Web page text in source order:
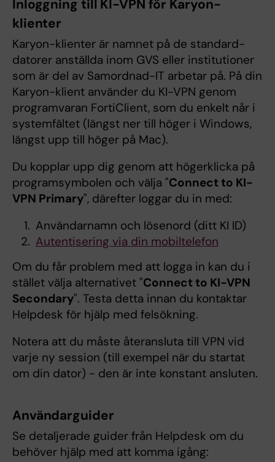
Inloggning till KI-VPN för Karyon-
klienter
Karyon-klienter är namnet på de standard-
datorer anställda inom GVS eller institutioner
som är del av Samordnad-IT arbetar på. På din
Karyon-klient använder du KI-VPN genom
programvaran FortiClient, som du enkelt når i
systemfältet (längst ner till höger i Windows,
längst upp till höger på Mac).
Du kopplar upp dig genom att högerklicka på
programsymbolen och välja "Connect to KI-
VPN Primary", därefter loggar du in med:
Användarnamn och lösenord (ditt KI ID)
Autentisering via din mobiltelefon
Om du får problem med att logga in kan du i
stället välja alternativet "Connect to KI-VPN
Secondary". Testa detta innan du kontaktar
Helpdesk för hjälp med felsökning.
Notera att du måste återansluta till VPN vid
varje ny session (till exempel när du startat
om din dator) - den är inte konstant ansluten.
Användarguider
Se detaljerade guider från Helpdesk om du
behöver hjälp med att komma igång: